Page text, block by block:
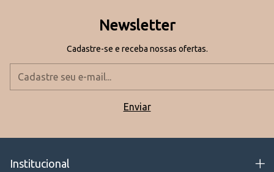
Newsletter
Cadastre-se e receba nossas ofertas.
Institucional